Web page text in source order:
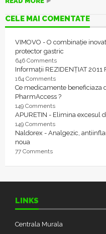
CELE MAI COMENTATE
VIMOVO - O combinație
protector gastric
646 Comments
Informații REZIDENȚIAT 2011
164 Comments
Ce medicamente beneficiaza
PharmAccess ?
149 Comments
APURETIN - Elimina excesul
149 Comments
Naldorex - Analgezic,
noua
77 Comments
LINKS
Centrala Murala